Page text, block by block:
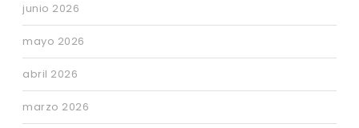
junio 2026
mayo 2026
abril 2026
marzo 2026